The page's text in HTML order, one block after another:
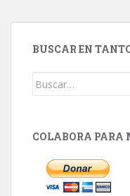
BUSCAR EN
Buscar:
COLABORA PARA